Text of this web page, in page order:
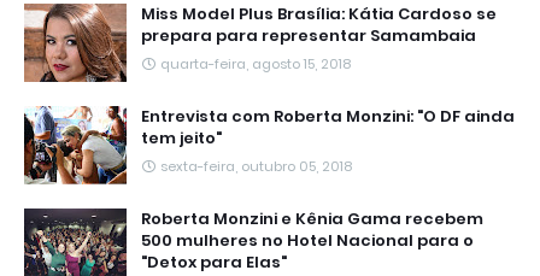
Miss Model Plus Brasília: Kátia Cardoso se
prepara para representar Samambaia
quarta-feira, agosto 15, 2018
Entrevista com Roberta Monzini: "O DF ainda
tem jeito"
sexta-feira, outubro 05, 2018
Roberta Monzini e Kênia Gama recebem
500 mulheres no Hotel Nacional para o
"Detox para Elas"